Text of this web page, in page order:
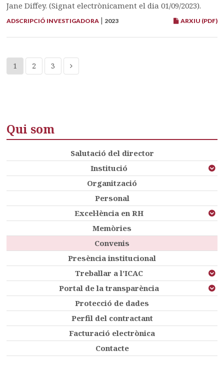
Jane Diffey. (Signat electrònicament el dia 01/09/2023).
ARXIU (PDF)
ADSCRIPCIÓ INVESTIGADORA | 2023
1 2 3
Qui som
Salutació del director
Institució
Organització
Personal
Excel·lència en RH
Memòries
Convenis
Presència institucional
Treballar a l’ICAC
Portal de la transparència
Protecció de dades
Perfil del contractant
Facturació electrònica
Contacte